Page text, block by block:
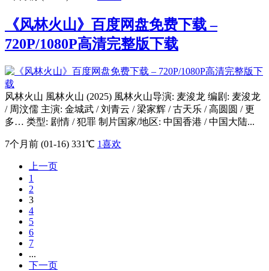
《风林火山》百度网盘免费下载 –
720P/1080P高清完整版下载
风林火山 風林火山 (2025) 風林火山导演: 麦浚龙 编剧: 麦浚龙
/ 周汶儒 主演: 金城武 / 刘青云 / 梁家辉 / 古天乐 / 高圆圆 / 更
多… 类型: 剧情 / 犯罪 制片国家/地区: 中国香港 / 中国大陆...
7个月前 (01-16) 331℃ 1喜欢
上一页
1
2
3
4
5
6
7
...
下一页